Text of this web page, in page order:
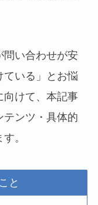
問い合わせが安
ている」とお悩
向けて、本記事
テンツ・具体的
。
と